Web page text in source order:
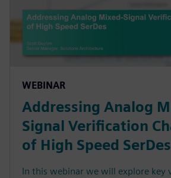
WEBINAR
Addressing Analog
Signal Verification
of High Speed SerDes
In this webinar we will explore key